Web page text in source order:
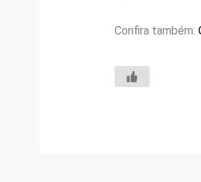
Confira também: